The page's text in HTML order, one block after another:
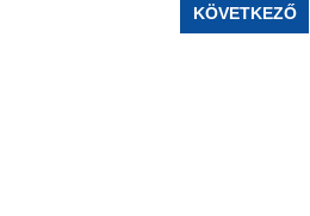
KÖVETKEZŐ